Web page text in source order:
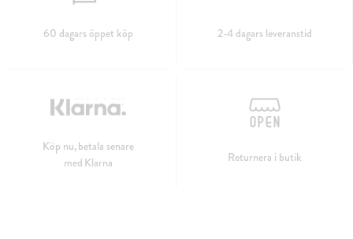
60 dagars öppet köp 2-4 dagars leveranstid
Köp nu, betala senare
med Klarna
Returnera i butik